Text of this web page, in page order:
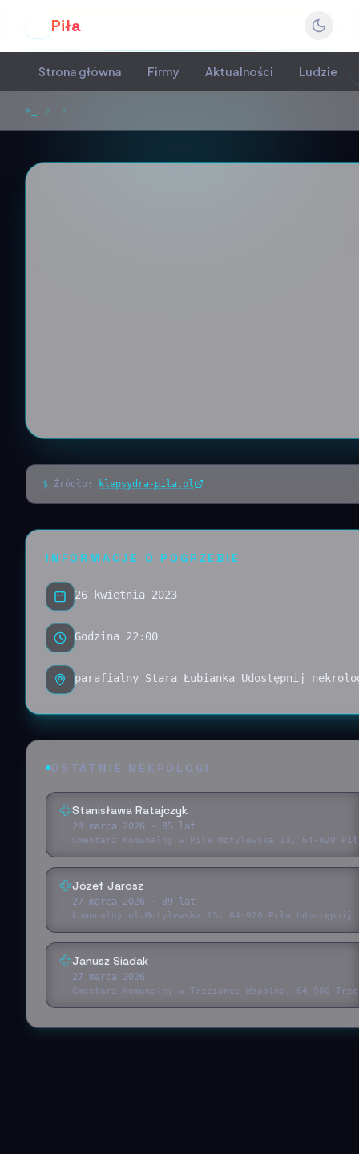
Piła
Strona główna Firmy Aktualności Ludzie
>_
$ Źródło: klepsydra-pila.pl
INFORMACJE O POGRZEBIE
26 kwietnia 2023
Godzina 22:00
parafialny Stara Łubianka Udostępnij
OSTATNIE NEKROLOGI
Stanisława Ratajczyk
28 marca 2026 · 85 lat
Cmentarz Komunalny w Pile Motylewska 13, 64-920
Józef Jarosz
27 marca 2026 · 89 lat
komunalny ul.Motylewska 13, 64-920 Piła
Janusz Siadak
27 marca 2026
Cmentarz Komunalny w Trzciance Wspólna, 64-980